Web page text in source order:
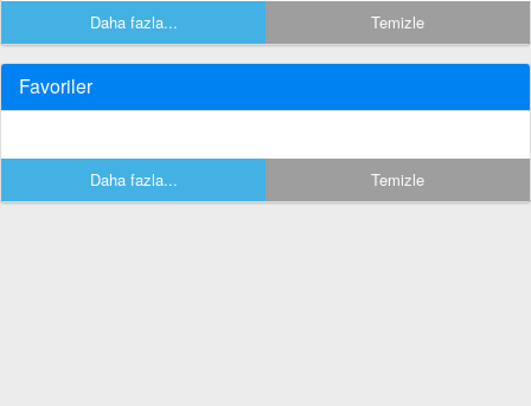
Daha fazla... Temizle
Favoriler
Daha fazla... Temizle